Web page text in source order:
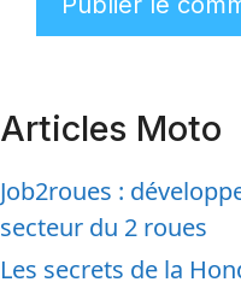
Articles Moto
Job2roues :
secteur du 2 roues
Les secrets de la